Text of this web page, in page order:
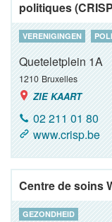
politiques
VERENIGINGEN
Queteletplein 1A
1210 Bruxelles
ZIE KAART
02 211 01 80
www.crisp.be
Centre de soins
GEZONDHEID